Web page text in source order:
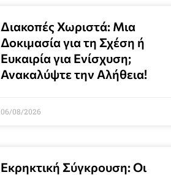
Διακοπές Χωριστά: Μια
Δοκιμασία για τη Σχέση ή
Ευκαιρία για Ενίσχυση;
Ανακαλύψτε την Αλήθεια!
06/08/2026
Εκρηκτική Σύγκρουση: Οι